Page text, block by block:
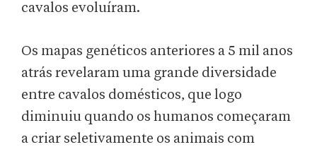
cavalos evoluíram.
Os mapas genéticos anteriores a 5 mil anos
atrás revelaram uma grande diversidade
entre cavalos domésticos, que logo
diminuiu quando os humanos começaram
a criar seletivamente os animais com